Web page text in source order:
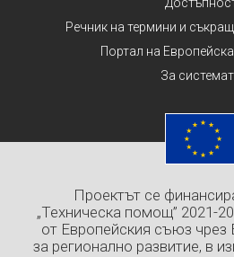
Речник на термини и
Портал на
За
Проектът се
„Техническа помощ” 2021-
от Европейския съюз чрез
за регионално развитие, в